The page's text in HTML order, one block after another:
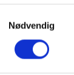
Nødvendig